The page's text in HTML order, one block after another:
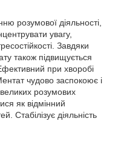
діяльності,
увагу,
Завдяки
також підвищується
при хворобі
чудово заспокоює і
розумових
як відмінний
Стабілізує діяльність